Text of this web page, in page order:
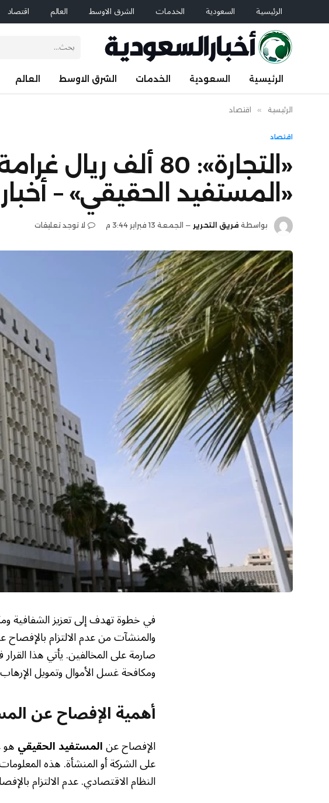
الرئيسية السعودية الخدمات الشرق الاوسط العالم اقتصاد
الرئيسية السعودية الخدمات الشرق الاوسط العالم
الرئيسية » اقتصاد
اقتصاد
«التجارة»: 80
«المستفيد الحقيقي» –
بواسطة فريق التحرير الجمعة 13 فبراير 3:44 م لا توجد تعليقات
في خطوة تهدف إلى تعزيز الشفافية
والمنشآت من عدم الالتزام بالإفصاح
صارمة على المخالفين. يأتي هذا القرار
ومكافحة غسل الأموال وتمويل
أهمية الإفصاح عن
الإفصاح عنالمستفيد الحقيقي
على الشركة أو المنشأة. هذه
النظام الاقتصادي. عدم الالتزام